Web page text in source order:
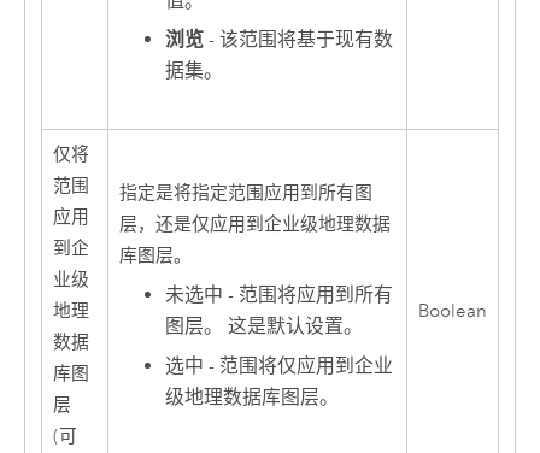
浏览 - 该范围将基于现有数
据集。
仅将
范围
应用
到企
业级
地理
数据
库图
层
(可
指定是将指定范围应用到所有图
层，还是仅应用到企业级地理数据
库图层。
未选中 - 范围将应用到所有
图层。 这是默认设置。
选中 - 范围将仅应用到企业
级地理数据库图层。
Boolean